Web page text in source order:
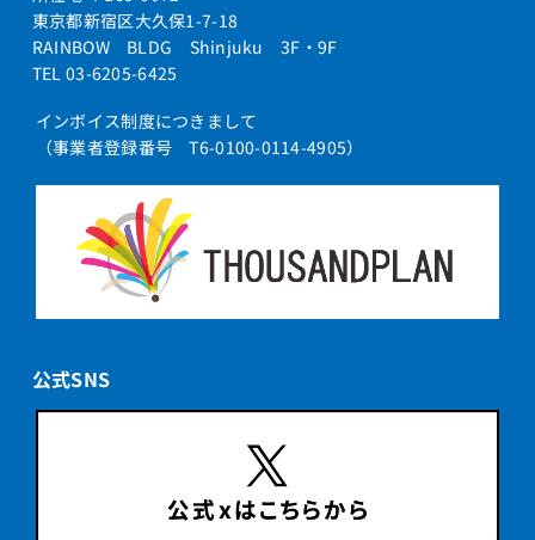
東京都新宿区大久保1-7-18
RAINBOW BLDG Shinjuku 3F・9F
TEL 03-6205-6425
インボイス制度につきまして
（事業者登録番号 T6-0100-0114-4905）
公式SNS